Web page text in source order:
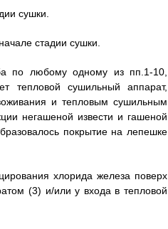
сушки.
стадии сушки.
по любому одному из пп.1-10,
тепловой сушильный аппарат,
и тепловым сушильным
негашеной извести и гашеной
покрытие на лепешке
хлорида железа поверх
(3) и/или у входа в тепловой